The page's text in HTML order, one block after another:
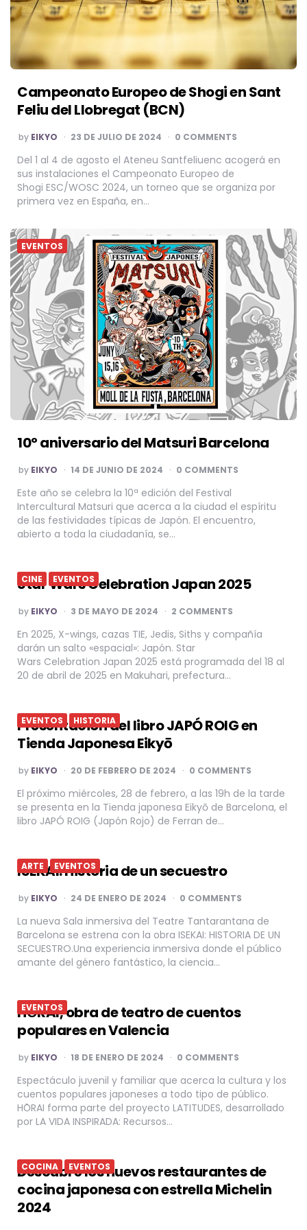
Campeonato Europeo de Shogi en Sant
Feliu del Llobregat (BCN)
POSTED
BY
by EIKYO 23 DE JULIO DE 2024 0 COMMENTS
Del 1 al 4 de agosto el Ateneu Santfeliuenc acogerá en
sus instalaciones el Campeonato Europeo de
Shogi ESC/WOSC 2024, un torneo que se organiza por
primera vez en España, en…
EVENTOS
10º aniversario del Matsuri Barcelona
POSTED
BY
by EIKYO 14 DE JUNIO DE 2024 0 COMMENTS
Este año se celebra la 10ª edición del Festival
Intercultural Matsuri que acerca a la ciudad el espíritu
de las festividades típicas de Japón. El encuentro,
abierto a toda la ciudadanía, se…
CINE EVENTOS
Star Wars Celebration Japan 2025
POSTED
BY
by EIKYO 3 DE MAYO DE 2024 2 COMMENTS
En 2025, X-wings, cazas TIE, Jedis, Siths y compañía
darán un salto «espacial»: Japón. Star
Wars Celebration Japan 2025 está programada del 18 al
20 de abril de 2025 en Makuhari, prefectura…
EVENTOS HISTORIA
Presentación del libro JAPÓ ROIG en
Tienda Japonesa Eikyō
POSTED
BY
by EIKYO 20 DE FEBRERO DE 2024 0 COMMENTS
El próximo miércoles, 28 de febrero, a las 19h de la tarde
se presenta en la Tienda japonesa Eikyō de Barcelona, el
libro JAPÓ ROIG (Japón Rojo) de Ferran de…
ARTE EVENTOS
ISEKAI: Historia de un secuestro
POSTED
BY
by EIKYO 24 DE ENERO DE 2024 0 COMMENTS
La nueva Sala inmersiva del Teatre Tantarantana de
Barcelona se estrena con la obra ISEKAI: HISTORIA DE UN
SECUESTRO.Una experiencia inmersiva donde el público
amante del género fantástico, la ciencia…
EVENTOS
HО̄RAI, obra de teatro de cuentos
populares en Valencia
POSTED
BY
by EIKYO 18 DE ENERO DE 2024 0 COMMENTS
Espectáculo juvenil y familiar que acerca la cultura y los
cuentos populares japoneses a todo tipo de público.
HО̄RAI forma parte del proyecto LATITUDES, desarrollado
por LA VIDA INSPIRADA: Recursos…
COCINA EVENTOS
Descubre los nuevos restaurantes de
cocina japonesa con estrella Michelin
2024